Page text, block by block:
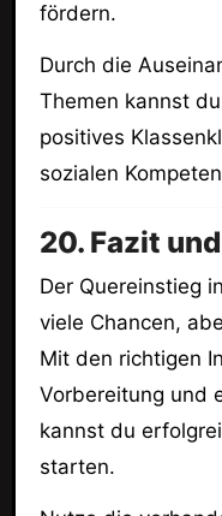
fördern.
Durch die
Themen kannst
positives
sozialen
20. Fazit
Der Quereinstieg
viele Chancen,
Mit den richtigen
Vorbereitung und
kannst du
starten.